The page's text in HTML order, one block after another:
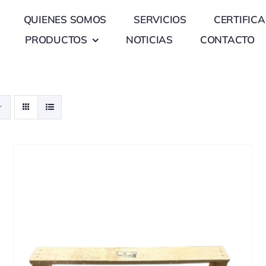
QUIENES SOMOS SERVICIOS
PRODUCTOS
NOTICIAS CONTACTO